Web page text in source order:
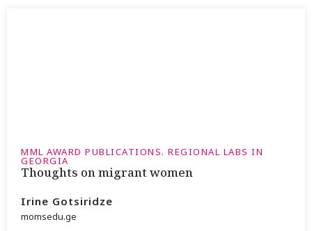
MML AWARD PUBLICATIONS. REGIONAL LABS IN
GEORGIA
Thoughts on migrant women
Irine Gotsiridze
momsedu.ge